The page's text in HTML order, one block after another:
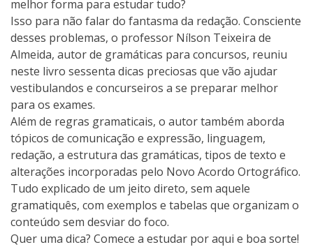
melhor forma para estudar tudo?
Isso para não falar do fantasma da redação. Consciente
desses problemas, o professor Nílson Teixeira de
Almeida, autor de gramáticas para concursos, reuniu
neste livro sessenta dicas preciosas que vão ajudar
vestibulandos e concurseiros a se preparar melhor
para os exames.
Além de regras gramaticais, o autor também aborda
tópicos de comunicação e expressão, linguagem,
redação, a estrutura das gramáticas, tipos de texto e
alterações incorporadas pelo Novo Acordo Ortográfico.
Tudo explicado de um jeito direto, sem aquele
gramatiquês, com exemplos e tabelas que organizam o
conteúdo sem desviar do foco.
Quer uma dica? Comece a estudar por aqui e boa sorte!